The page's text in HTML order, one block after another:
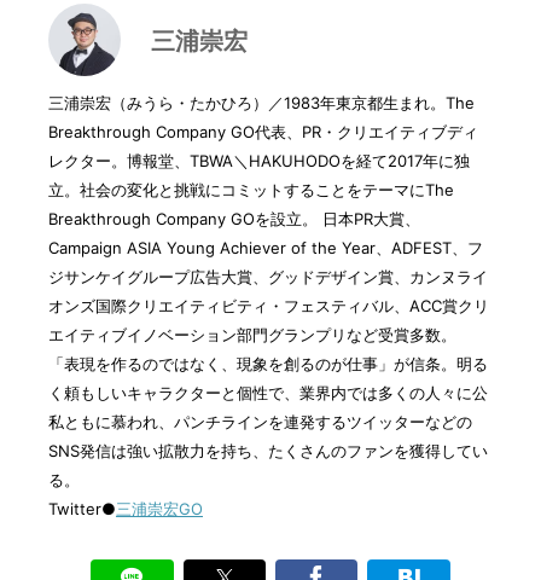
三浦崇宏
三浦崇宏（みうら・たかひろ）／1983年東京都生まれ。The
Breakthrough Company GO代表、PR・クリエイティブディ
レクター。博報堂、TBWA＼HAKUHODOを経て2017年に独
立。社会の変化と挑戦にコミットすることをテーマにThe
Breakthrough Company GOを設立。 日本PR大賞、
Campaign ASIA Young Achiever of the Year、ADFEST、フ
ジサンケイグループ広告大賞、グッドデザイン賞、カンヌライ
オンズ国際クリエイティビティ・フェスティバル、ACC賞クリ
エイティブイノベーション部門グランプリなど受賞多数。
「表現を作るのではなく、現象を創るのが仕事」が信条。明る
く頼もしいキャラクターと個性で、業界内では多くの人々に公
私ともに慕われ、パンチラインを連発するツイッターなどの
SNS発信は強い拡散力を持ち、たくさんのファンを獲得してい
る。
Twitter●三浦崇宏GO